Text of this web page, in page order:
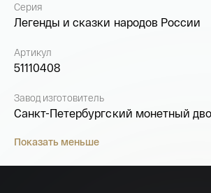
Серия
Легенды и сказки народов России
Артикул
51110408
Завод изготовитель
Санкт-Петербургский монетный
Показать меньше